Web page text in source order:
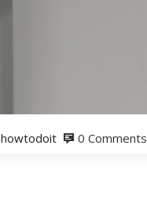
howtodoit 0 Comments